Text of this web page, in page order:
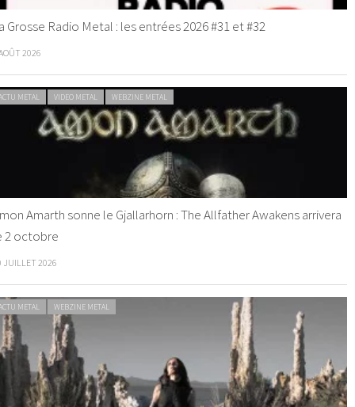
Grosse Radio Metal : les entrées 2026 #31 et #32
2026
METAL VIDEO METAL WEBZINE METAL
Amarth sonne le Gjallarhorn : The Allfather Awakens arrivera
2 octobre
JUILLET 2026
METAL WEBZINE METAL